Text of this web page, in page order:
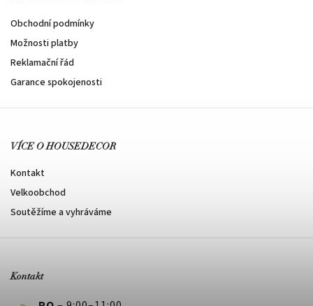
Obchodní podmínky
Možnosti platby
Reklamační řád
Garance spokojenosti
VÍCE O HOUSEDECOR
Kontakt
Velkoobchod
Soutěžíme a vyhráváme
Kontakt